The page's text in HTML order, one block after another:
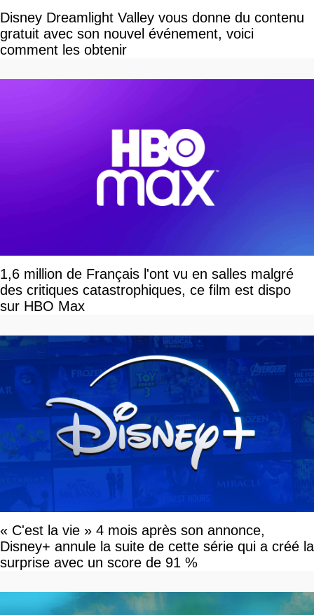
Disney Dreamlight Valley vous donne du contenu
gratuit avec son nouvel événement, voici
comment les obtenir
1,6 million de Français l'ont vu en salles malgré
des critiques catastrophiques, ce film est dispo
sur HBO Max
« C'est la vie » 4 mois après son annonce,
Disney+ annule la suite de cette série qui a créé la
surprise avec un score de 91 %